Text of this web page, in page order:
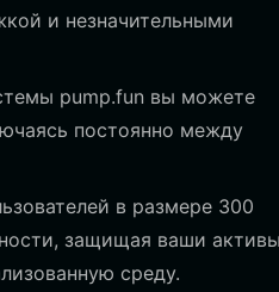
и незначительными
pump.fun вы можете
постоянно между
в размере 300
защищая ваши активы
среду.